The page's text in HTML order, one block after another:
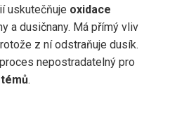
uskutečňuje oxidace
a dusičnany. Má přímý vliv
z ní odstraňuje dusík.
nepostradatelný pro
.